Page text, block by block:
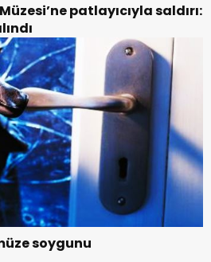
patlayıcıyla saldırı:
soygunu